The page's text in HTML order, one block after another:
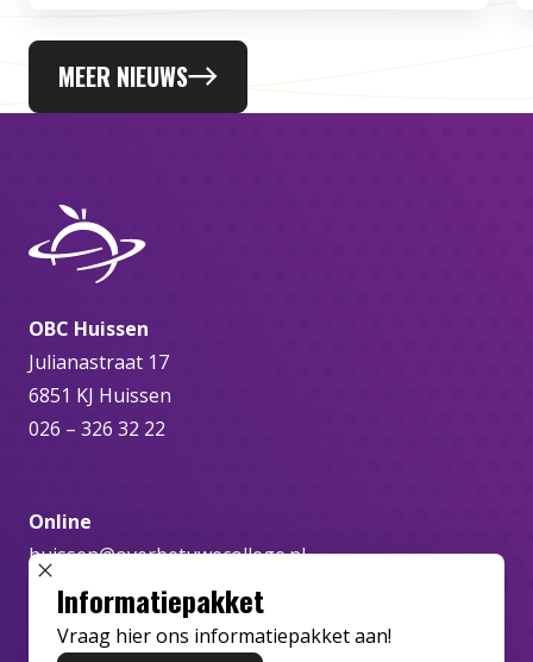
MEER NIEUWS
OBC Huissen
Julianastraat 17
6851 KJ Huissen
026 – 326 32 22
Online
huissen@overbetuwecollege.nl
SLUIT POPUP
Informatiepakket
Vraag hier ons informatiepakket aan!